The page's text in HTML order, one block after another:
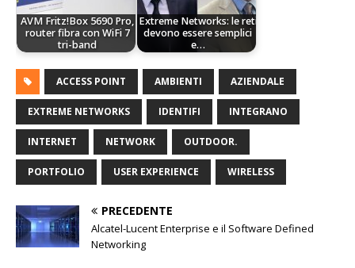
AVM Fritz!Box 5690 Pro,
router fibra con WiFi 7
tri-band
Extreme Networks: le reti
devono essere semplici
e…
ACCESS POINT AMBIENTI AZIENDALE
EXTREME NETWORKS IDENTIFI INTEGRANO
INTERNET NETWORK OUTDOOR.
PORTFOLIO USER EXPERIENCE WIRELESS
PRECEDENTE
Alcatel-Lucent Enterprise e il Software Defined
Networking